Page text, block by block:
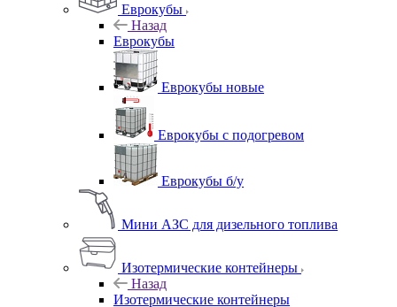
Еврокубы
Назад
Еврокубы
Еврокубы новые
Еврокубы с подогревом
Еврокубы б/у
Мини АЗС для дизельного топлива
Изотермические контейнеры
Назад
Изотермические контейнеры